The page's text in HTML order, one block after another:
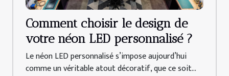
Comment choisir le design de
votre néon LED personnalisé ?
Le néon LED personnalisé s’impose aujourd’hui
comme un véritable atout décoratif, que ce soit...